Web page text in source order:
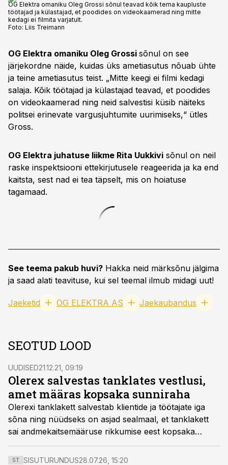
OG Elektra omaniku Oleg Grossi sõnul teavad kõik tema kaupluste
töötajad ja külastajad, et poodides on videokaamerad ning mitte
kedagi ei filmita varjatult.
Foto: Liis Treimann
OG Elektra omaniku Oleg Grossi sõnul on see
järjekordne näide, kuidas üks ametiasutus nõuab ühte
ja teine ametiasutus teist. „Mitte keegi ei filmi kedagi
salaja. Kõik töötajad ja külastajad teavad, et poodides
on videokaamerad ning neid salvestisi küsib näiteks
politsei erinevate vargusjuhtumite uurimiseks,“ ütles
Gross.
OG Elektra juhatuse liikme Rita Uukkivi sõnul on neil
raske inspektsiooni ettekirjutusele reageerida ja ka end
kaitsta, sest nad ei tea täpselt, mis on hoiatuse
tagamaad.
See teema pakub huvi? Hakka neid märksõnu jälgima
ja saad alati teavituse, kui sel teemal ilmub midagi uut!
Jaeketid OG ELEKTRA AS Jaekaubandus
SEOTUD LOOD
UUDISED21.12.21, 09:19
Olerex salvestas tanklates vestlusi,
amet määras kopsaka sunniraha
Olerexi tanklakett salvestab klientide ja töötajate iga
sõna ning nüüdseks on asjad sealmaal, et tanklakett
sai andmekaitsemääruse rikkumise eest kopsaka
sunniraha.
ST SISUTURUNDUS28.07.26, 15:20